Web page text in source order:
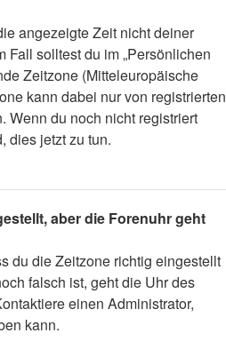
angezeigte Zeit nicht deiner
Fall solltest du im „Persönlichen
Zeitzone (Mitteleuropäische
kann dabei nur von registrierten
Wenn du noch nicht registriert
dies jetzt zu tun.
aber die Forenuhr geht
du die Zeitzone richtig eingestellt
falsch ist, geht die Uhr des
einen Administrator,
kann.